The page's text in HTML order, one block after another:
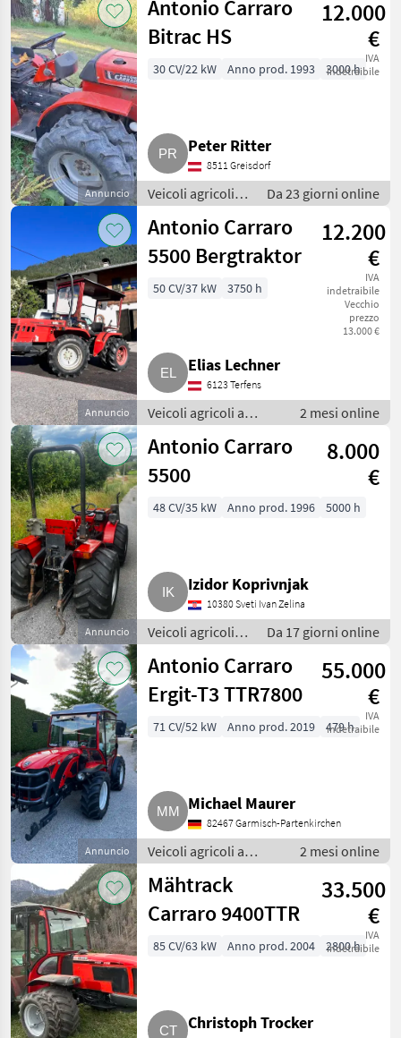
motore
Annuncio
Antonio Carraro
Bitrac HS
12.000
€
IVA
indetraibile
30 CV/22 kW Anno prod. 1993 3000 h
Peter Ritter
8511 Greisdorf
Veicoli agricoli a
motore / Carri a
motore
Da 23 giorni online
Annuncio
Antonio Carraro
5500 Bergtraktor
12.200
€
IVA
indetraibile
Vecchio
prezzo
13.000 €
50 CV/37 kW 3750 h
Elias Lechner
6123 Terfens
Veicoli agricoli a
motore / Carri a
motore
2 mesi online
Annuncio
Antonio Carraro
5500
8.000
€
48 CV/35 kW Anno prod. 1996 5000 h
Izidor Koprivnjak
10380 Sveti Ivan Zelina
Veicoli agricoli a
motore / Carri a
motore
Da 17 giorni online
Annuncio
Antonio Carraro
Ergit-T3 TTR7800
55.000
€
IVA
indetraibile
71 CV/52 kW Anno prod. 2019 479 h
Michael Maurer
82467 Garmisch-Partenkirchen
Veicoli agricoli a
motore / Carri a
motore
2 mesi online
Mähtrack
Carraro 9400TTR
33.500
€
IVA
indetraibile
85 CV/63 kW Anno prod. 2004 2800 h
Christoph Trocker